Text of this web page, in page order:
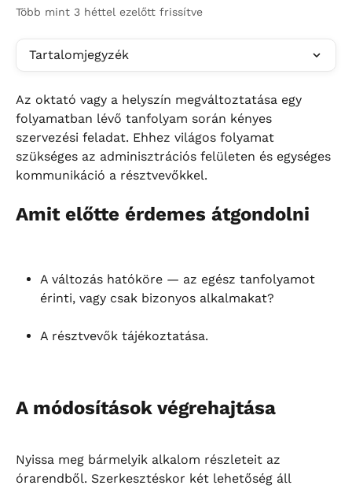
Több mint 3 héttel ezelőtt frissítve
Tartalomjegyzék
Az oktató vagy a helyszín megváltoztatása egy
folyamatban lévő tanfolyam során kényes
szervezési feladat. Ehhez világos folyamat
szükséges az adminisztrációs felületen és egységes
kommunikáció a résztvevőkkel.
Amit előtte érdemes átgondolni
A változás hatóköre — az egész tanfolyamot
érinti, vagy csak bizonyos alkalmakat?
A résztvevők tájékoztatása.
A módosítások végrehajtása
Nyissa meg bármelyik alkalom részleteit az
órarendből. Szerkesztéskor két lehetőség áll